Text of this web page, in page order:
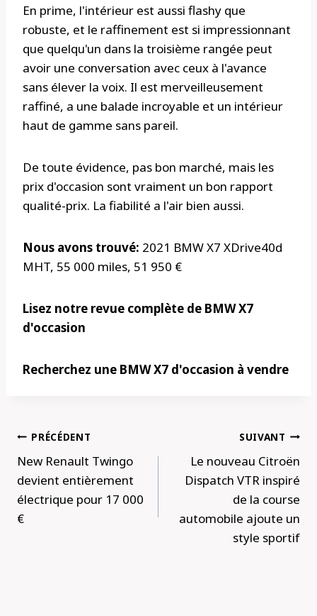
En prime, l'intérieur est aussi flashy que
robuste, et le raffinement est si impressionnant
que quelqu'un dans la troisième rangée peut
avoir une conversation avec ceux à l'avance
sans élever la voix. Il est merveilleusement
raffiné, a une balade incroyable et un intérieur
haut de gamme sans pareil.
De toute évidence, pas bon marché, mais les
prix d'occasion sont vraiment un bon rapport
qualité-prix. La fiabilité a l'air bien aussi.
Nous avons trouvé: 2021 BMW X7 XDrive40d
MHT, 55 000 miles, 51 950 €
Lisez notre revue complète de BMW X7
d'occasion
Recherchez une BMW X7 d'occasion à vendre
Navigation
de
l’article
PRÉCÉDENT
New Renault Twingo
devient entièrement
électrique pour 17 000
€
SUIVANT
Le nouveau Citroën
Dispatch VTR inspiré
de la course
automobile ajoute un
style sportif